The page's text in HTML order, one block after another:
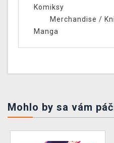
Komiksy
Merchandise /
Manga
Mohlo by sa vám